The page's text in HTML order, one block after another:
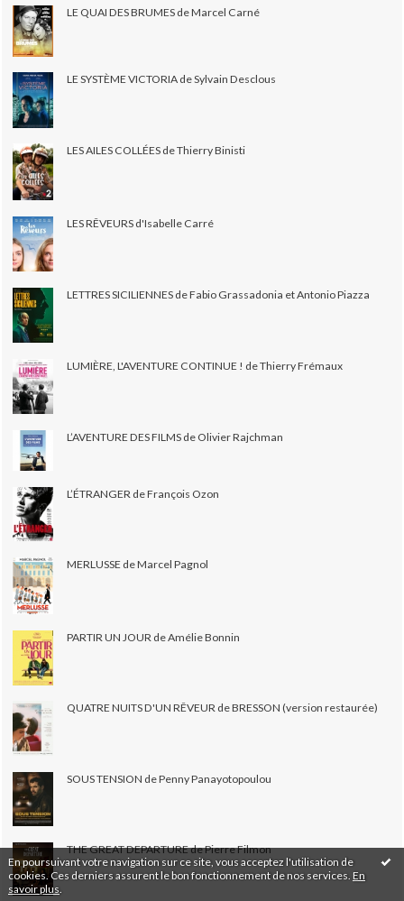
En poursuivant votre navigation sur ce site, vous acceptez l'utilisation de
cookies. Ces derniers assurent le bon fonctionnement de nos services. En
savoir plus
LE QUAI DES BRUMES de Marcel Carné
LE SYSTÈME VICTORIA de Sylvain Desclous
LES AILES COLLÉES de Thierry Binisti
LES RÊVEURS d'Isabelle Carré
LETTRES SICILIENNES de Fabio Grassadonia et Antonio Piazza
LUMIÈRE, L'AVENTURE CONTINUE ! de Thierry Frémaux
L’AVENTURE DES FILMS de Olivier Rajchman
L’ÉTRANGER de François Ozon
MERLUSSE de Marcel Pagnol
PARTIR UN JOUR de Amélie Bonnin
QUATRE NUITS D'UN RÊVEUR de BRESSON (version restaurée)
SOUS TENSION de Penny Panayotopoulou
THE GREAT DEPARTURE de Pierre Filmon